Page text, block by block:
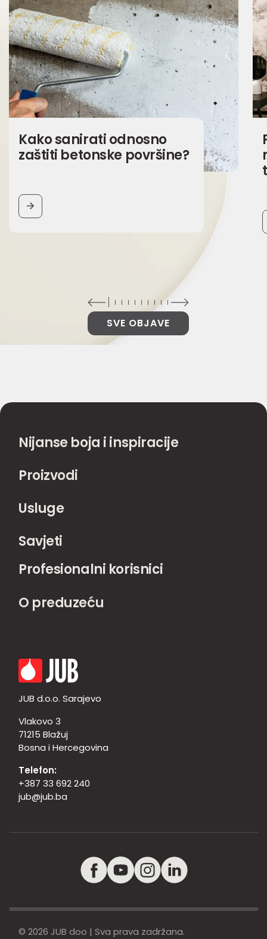
Kako sanirati odnosno
zaštiti betonske površine?
BUTTON
SVE OBJAVE
Nijanse boja i inspiracije
Proizvodi
Usluge
Savjeti
Profesionalni korisnici
O preduzeću
JUB d.o.o. Sarajevo
Vlakovo 3
71215 Blažuj
Bosna i Hercegovina
Telefon:
+387 33 692 240
jub@jub.ba
© 2026 JUB doo | Sva prava zadržana.